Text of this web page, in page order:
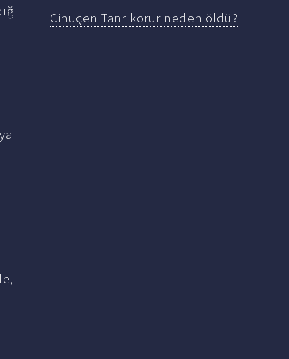
Cinuçen Tanrıkorur neden öldü?